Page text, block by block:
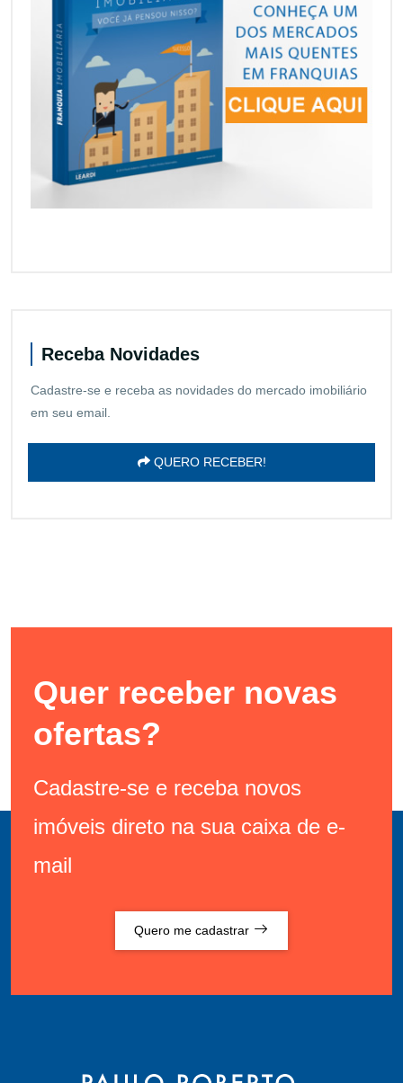
Receba Novidades
Cadastre-se e receba as novidades do mercado imobiliário
em seu email.
QUERO RECEBER!
Quer receber novas
ofertas?
Cadastre-se e receba novos
imóveis direto na sua caixa de e-
mail
Quero me cadastrar